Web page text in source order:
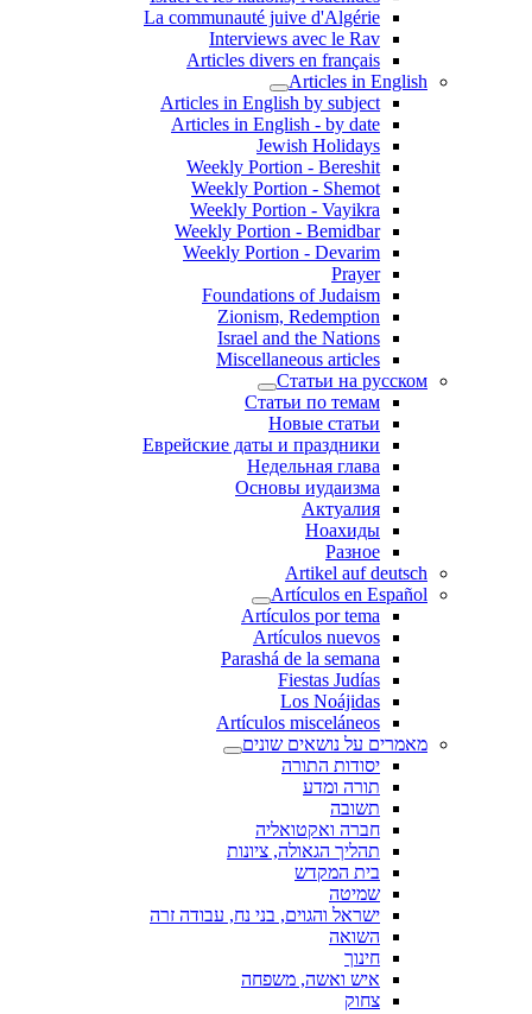
La communauté juive d'Algérie
Interviews avec le Rav
Articles divers en français
Articles in English
Articles in English by subject
Articles in English - by date
Jewish Holidays
Weekly Portion - Bereshit
Weekly Portion - Shemot
Weekly Portion - Vayikra
Weekly Portion - Bemidbar
Weekly Portion - Devarim
Prayer
Foundations of Judaism
Zionism, Redemption
Israel and the Nations
Miscellaneous articles
Статьи на русском
Статьи по темам
Новые статьи
Еврейские даты и праздники
Недельная глава
Основы иудаизма
Актуалия
Ноахиды
Разное
Artikel auf deutsch
Artículos en Español
Artículos por tema
Artículos nuevos
Parashá de la semana
Fiestas Judías
Los Noájidas
Artículos misceláneos
מאמרים על נושאים שונים
יסודות התורה
תורה ומדע
תשובה
חברה ואקטואליה
תהליך הגאולה, ציונות
בית המקדש
שמיטה
ישראל והגוים, בני נח, עבודה זרה
השואה
חינוך
איש ואשה, משפחה
צחוק